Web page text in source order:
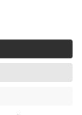
Bewertungen
künstlicher